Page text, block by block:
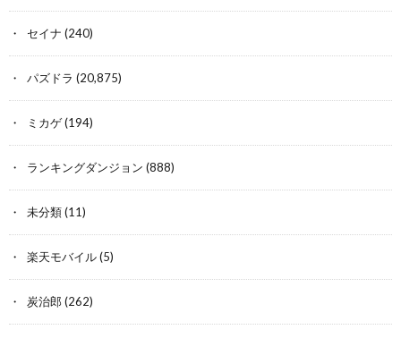
セイナ (240)
パズドラ (20,875)
ミカゲ(194)
ランキングダンジョン (888)
未分類(11)
楽天モバイル(5)
炭治郎 (262)